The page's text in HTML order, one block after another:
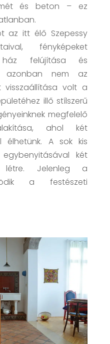
és beton – ez
az itt élő Szepessy
fényképeket
felújítása és
azonban nem az
visszaállítása volt a
illő stílszerű
megfelelő
ahol két
élhetünk. A sok kis
két
Jelenleg a
a festészeti